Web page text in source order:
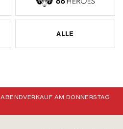
ALLE
ABENDVERKAUF AM DONNERSTAG